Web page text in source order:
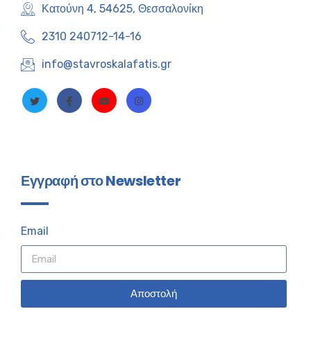
Κατούνη 4, 54625, Θεσσαλονίκη
2310 240712-14-16
info@stavroskalafatis.gr
Εγγραφή στο Newsletter
Email
Αποστολή